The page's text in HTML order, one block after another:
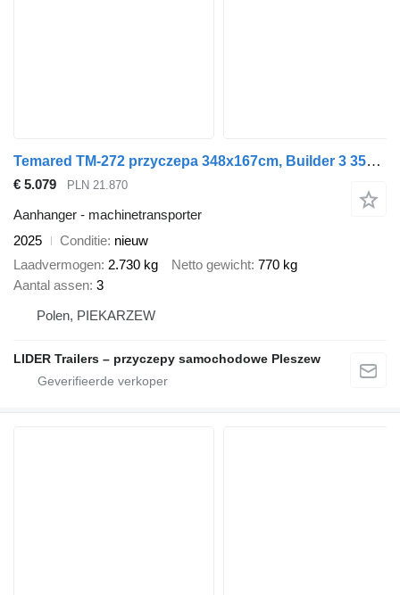
Temared TM-272 przyczepa 348x167cm, Builder 3 3516/3, 3 osiowa, do przew
€ 5.079 PLN 21.870
Aanhanger - machinetransporter
2025
Conditie nieuw
Laadvermogen 2.730 kg Netto gewicht 770 kg
Aantal assen 3
Polen, PIEKARZEW
LIDER Trailers – przyczepy samochodowe Pleszew